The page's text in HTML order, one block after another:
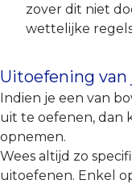
zover dit niet
wettelijke
Uitoefening
Indien je een van
uit te oefenen, dan
opnemen.
Wees altijd zo
uitoefenen. Enkel